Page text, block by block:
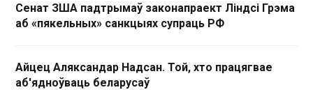
Сенат ЗША падтрымаў законапраект Ліндсі Грэма
аб «пякельных» санкцыях супраць РФ
Айцец Аляксандар Надсан. Той, хто працягвае
аб'ядноўваць беларусаў